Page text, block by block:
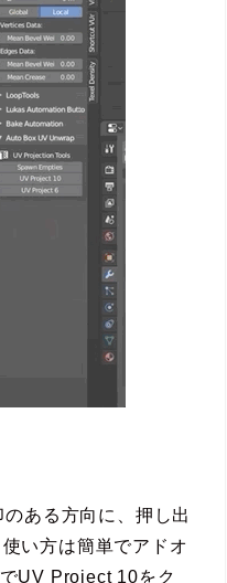
ある方向に、押し出
い方は簡単でアドオ
UV Project 10をク